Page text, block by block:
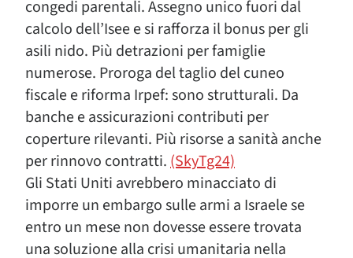
congedi parentali. Assegno unico fuori dal
calcolo dell’Isee e si rafforza il bonus per gli
asili nido. Più detrazioni per famiglie
numerose. Proroga del taglio del cuneo
fiscale e riforma Irpef: sono strutturali. Da
banche e assicurazioni contributi per
coperture rilevanti. Più risorse a sanità anche
per rinnovo contratti.(SkyTg24)
Gli Stati Uniti avrebbero minacciato di
imporre un embargo sulle armi a Israele se
entro un mese non dovesse essere trovata
una soluzione alla crisi umanitaria nella